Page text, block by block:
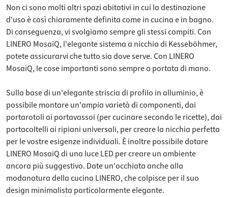
Non ci sono molti altri spazi abitativi in cui la destinazione
d'uso è così chiaramente definita come in cucina e in bagno.
Di conseguenza, vi svolgiamo sempre gli stessi compiti. Con
LINERO MosaiQ, l'elegante sistema a nicchia di Kesseböhmer,
potete assicurarvi che tutto sia dove serve. Con LINERO
MosaiQ, le cose importanti sono sempre a portata di mano.
Sulla base di un'elegante striscia di profilo in alluminio, è
possibile montare un'ampia varietà di componenti, dai
portarotoli ai portavassoi (per cucinare secondo le ricette), dai
portacoltelli ai ripiani universali, per creare la nicchia perfetta
per le vostre esigenze individuali. È inoltre possibile dotare
LINERO MosaiQ di una luce LED per creare un ambiente
ancora più suggestivo. Date un'occhiata anche alla
modanatura della cucina LINERO, che colpisce per il suo
design minimalista particolarmente elegante.